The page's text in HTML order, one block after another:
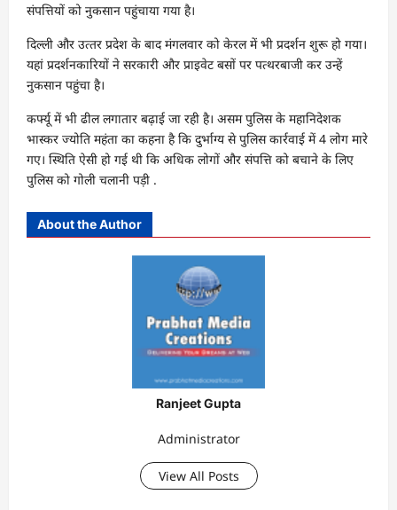
संपत्तियों को नुकसान पहुंचाया गया है।
दिल्‍ली और उत्‍तर प्रदेश के बाद मंगलवार को केरल में भी प्रदर्शन शुरू हो गया।
यहां प्रदर्शनकारियों ने सरकारी और प्राइवेट बसों पर पत्‍थरबाजी कर उन्‍हें
नुकसान पहुंचा है।
कर्फ्यू में भी ढील लगातार बढ़ाई जा रही है। असम पुलिस के महानिदेशक
भास्कर ज्योति महंता का कहना है कि दुर्भाग्य से पुलिस कार्रवाई में 4 लोग मारे
गए। स्थिति ऐसी हो गई थी कि अधिक लोगों और संपत्ति को बचाने के लिए
पुलिस को गोली चलानी पड़ी .
About the Author
Ranjeet Gupta
Administrator
View All Posts